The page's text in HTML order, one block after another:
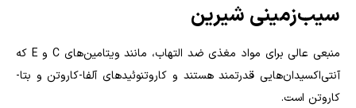
سیب‌زمینی شیرین
منبعی عالی برای مواد مغذی ضد التهاب، مانند ویتامین‌های C و E که
آنتی‌اکسیدان‌هایی قدرتمند هستند و کاروتنوئیدهای آلفا-کاروتن و بتا-
کاروتن است.